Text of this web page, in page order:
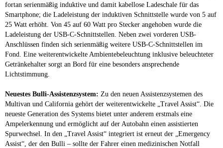
fortan serienmäßig induktive und damit kabellose Ladeschale für das
Smartphone; die Ladeleistung der induktiven Schnittstelle wurde von 5 auf
25 Watt erhöht. Von 45 auf 60 Watt pro Stecker angehoben wurde die
Ladeleistung der USB-C-Schnittstellen. Neben zwei vorderen USB-
Anschlüssen finden sich serienmäßig weitere USB-C-Schnittstellen im
Fond. Eine weiterentwickelte Ambientebeleuchtung inklusive beleuchteter
Getränkehalter sorgt an Bord für eine besonders ansprechende
Lichtstimmung.
Neuestes Bulli-Assistenzsystem: Zu den neuen Assistenzsystemen des
Multivan und California gehört der weiterentwickelte „Travel Assist“. Die
neueste Generation des Systems bietet unter anderem erstmals eine
Ampelerkennung und ermöglicht auf der Autobahn einen assistierten
Spurwechsel. In den „Travel Assist“ integriert ist erneut der „Emergency
Assist“, der den Bulli – sollte der Fahrer einen medizinischen Notfall